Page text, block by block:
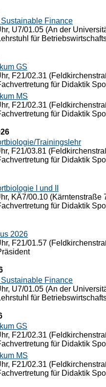
Finance
U7/01.05 (An der
für
GS
F21/02.31
für Didaktik
MS
F21/02.31
für Didaktik
Trainingslehr
F21/03.81
für Didaktik
I und II
KÄ7/00.10 (Kärntenstraße
für Didaktik
2026
F21/01.57
Finance
U7/01.05 (An der
für
GS
F21/02.31
für Didaktik
MS
F21/02.31
für Didaktik